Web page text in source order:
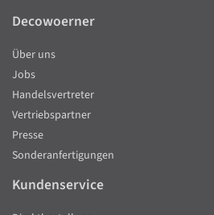
Decowoerner
Über uns
Jobs
Handelsvertreter
Vertriebspartner
Presse
Sonderanfertigungen
Kundenservice